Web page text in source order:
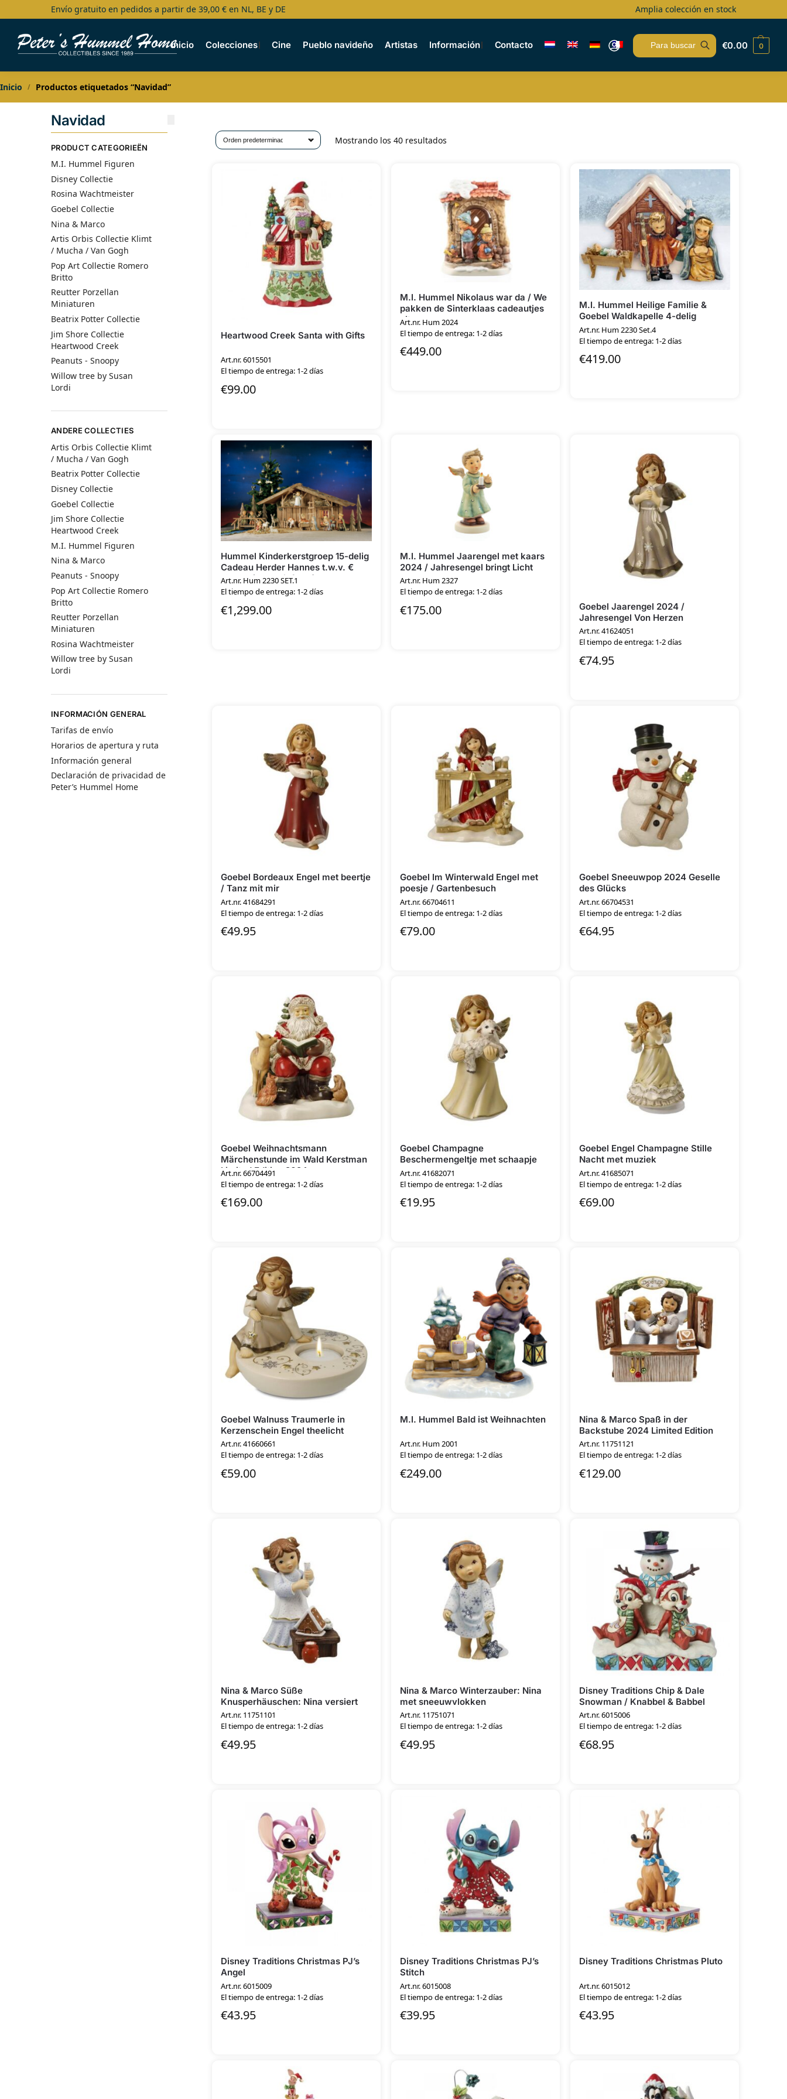
Envío gratuito en pedidos a partir de 39,00 € en NL, BE y DE Amplia colección en stock
Inicio Colecciones Cine Pueblo navideño Artistas Información Contacto
Search
€0.00 0
Inicio / Productos etiquetados “Navidad”
Mostrando los 40 resultados
Heartwood Creek Santa with Gifts
Art.nr. 6015501
El tiempo de entrega: 1-2 días
€99.00
M.I. Hummel Nikolaus war da / We
pakken de Sinterklaas cadeautjes
uit
Art.nr. Hum 2024
El tiempo de entrega: 1-2 días
€449.00
M.I. Hummel Heilige Familie &
Goebel Waldkapelle 4-delig
Art.nr. Hum 2230 Set.4
El tiempo de entrega: 1-2 días
€419.00
Hummel Kinderkerstgroep 15-delig
Cadeau Herder Hannes t.w.v. €
125,00 (exclusief stal)
Art.nr. Hum 2230 SET.1
El tiempo de entrega: 1-2 días
€1,299.00
M.I. Hummel Jaarengel met kaars
2024 / Jahresengel bringt Licht
Art.nr. Hum 2327
El tiempo de entrega: 1-2 días
€175.00
Goebel Jaarengel 2024 /
Jahresengel Von Herzen
Art.nr. 41624051
El tiempo de entrega: 1-2 días
€74.95
Goebel Bordeaux Engel met beertje
/ Tanz mit mir
Art.nr. 41684291
El tiempo de entrega: 1-2 días
€49.95
Goebel Im Winterwald Engel met
poesje / Gartenbesuch
Art.nr. 66704611
El tiempo de entrega: 1-2 días
€79.00
Goebel Sneeuwpop 2024 Geselle
des Glücks
Art.nr. 66704531
El tiempo de entrega: 1-2 días
€64.95
Goebel Weihnachtsmann
Märchenstunde im Wald Kerstman
Limited Edition 2024
Art.nr. 66704491
El tiempo de entrega: 1-2 días
€169.00
Goebel Champagne
Beschermengeltje met schaapje
Art.nr. 41682071
El tiempo de entrega: 1-2 días
€19.95
Goebel Engel Champagne Stille
Nacht met muziek
Art.nr. 41685071
El tiempo de entrega: 1-2 días
€69.00
Goebel Walnuss Traumerle in
Kerzenschein Engel theelicht
Art.nr. 41660661
El tiempo de entrega: 1-2 días
€59.00
M.I. Hummel Bald ist Weihnachten
Art.nr. Hum 2001
El tiempo de entrega: 1-2 días
€249.00
Nina & Marco Spaß in der
Backstube 2024 Limited Edition
Art.nr. 11751121
El tiempo de entrega: 1-2 días
€129.00
Nina & Marco Süße
Knusperhäuschen: Nina versiert
peperkoekhuisje
Art.nr. 11751101
El tiempo de entrega: 1-2 días
€49.95
Nina & Marco Winterzauber: Nina
met sneeuwvlokken
Art.nr. 11751071
El tiempo de entrega: 1-2 días
€49.95
Disney Traditions Chip & Dale
Snowman / Knabbel & Babbel
Art.nr. 6015006
El tiempo de entrega: 1-2 días
€68.95
Disney Traditions Christmas PJ’s
Angel
Art.nr. 6015009
El tiempo de entrega: 1-2 días
€43.95
Disney Traditions Christmas PJ’s
Stitch
Art.nr. 6015008
El tiempo de entrega: 1-2 días
€39.95
Disney Traditions Christmas Pluto
Art.nr. 6015012
El tiempo de entrega: 1-2 días
€43.95
Navidad
PRODUCT CATEGORIEËN
M.I. Hummel Figuren
Disney Collectie
Rosina Wachtmeister
Goebel Collectie
Nina & Marco
Artis Orbis Collectie Klimt
/ Mucha / Van Gogh
Pop Art Collectie Romero
Britto
Reutter Porzellan
Miniaturen
Beatrix Potter Collectie
Jim Shore Collectie
Heartwood Creek
Peanuts - Snoopy
Willow tree by Susan
Lordi
ANDERE COLLECTIES
Artis Orbis Collectie Klimt
/ Mucha / Van Gogh
Beatrix Potter Collectie
Disney Collectie
Goebel Collectie
Jim Shore Collectie
Heartwood Creek
M.I. Hummel Figuren
Nina & Marco
Peanuts - Snoopy
Pop Art Collectie Romero
Britto
Reutter Porzellan
Miniaturen
Rosina Wachtmeister
Willow tree by Susan
Lordi
INFORMACIÓN GENERAL
Tarifas de envío
Horarios de apertura y ruta
Información general
Declaración de privacidad de
Peter’s Hummel Home